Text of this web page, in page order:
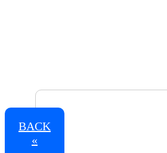
BACK
«